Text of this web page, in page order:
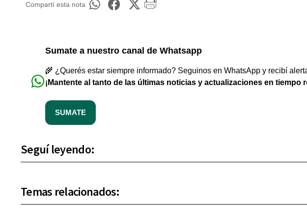
Compartí esta nota
Sumate a nuestro canal de Whatsapp
🌾 ¿Querés estar siempre informado? Seguinos en WhatsApp y recibí
¡Mantente al tanto de las últimas noticias y actualizaciones en tiempo
SUMATE
Seguí leyendo:
Temas relacionados: